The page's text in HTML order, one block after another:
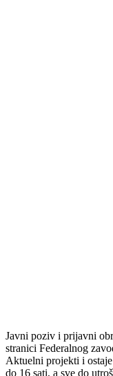
Javni poziv i prijavni
stranici Federalnog
Aktuelni projekti i
do 16 sati, a sve do